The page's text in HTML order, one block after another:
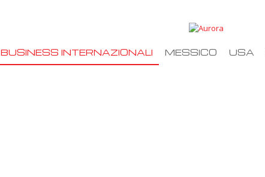
BUSINESS INTERNAZIONALI MESSICO USA